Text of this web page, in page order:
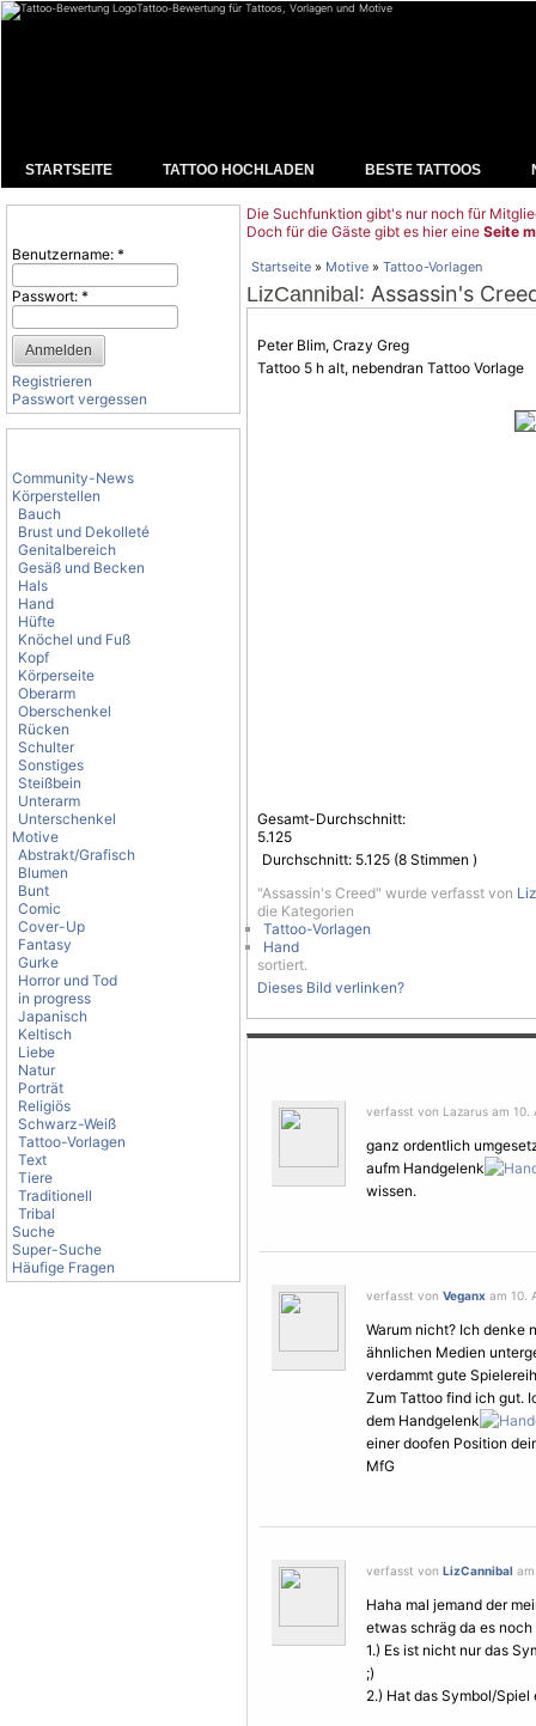
Tattoo-Bewertung für Tattoos, Vorlagen und Motive
STARTSEITE TATTOO HOCHLADEN BESTE TATTOOS
Benutzername: *
Passwort: *
Registrieren
Passwort vergessen
Community-News
Körperstellen
Bauch
Brust und Dekolleté
Genitalbereich
Gesäß und Becken
Hals
Hand
Hüfte
Knöchel und Fuß
Kopf
Körperseite
Oberarm
Oberschenkel
Rücken
Schulter
Sonstiges
Steißbein
Unterarm
Unterschenkel
Motive
Abstrakt/Grafisch
Blumen
Bunt
Comic
Cover-Up
Fantasy
Gurke
Horror und Tod
in progress
Japanisch
Keltisch
Liebe
Natur
Porträt
Religiös
Schwarz-Weiß
Tattoo-Vorlagen
Text
Tiere
Traditionell
Tribal
Suche
Super-Suche
Häufige Fragen
Die Suchfunktion gibt's nur noch für
Doch für die Gäste gibt es hier eine Seite
Startseite » Motive » Tattoo-Vorlagen
LizCannibal : Assassin's
Peter Blim, Crazy Greg
Tattoo 5 h alt, nebendran Tattoo Vorlage
Gesamt-Durchschnitt:
5.125
Durchschnitt: 5.125 (8 Stimmen )
"Assassin's Creed" wurde verfasst von
die Kategorien
Tattoo-Vorlagen
Hand
sortiert.
Dieses Bild verlinken?
verfasst von Lazarus am 10.
ganz ordentlich
aufm Handgelenk
wissen.
verfasst von Veganx am 10.
Warum nicht? Ich denke
ähnlichen Medien
verdammt gute
Zum Tattoo find ich gut.
dem Handgelenk
einer doofen Position
MfG
verfasst von LizCannibal
Haha mal jemand der
etwas schräg da es
1.) Es ist nicht nur das
;)
2.) Hat das Symbol/